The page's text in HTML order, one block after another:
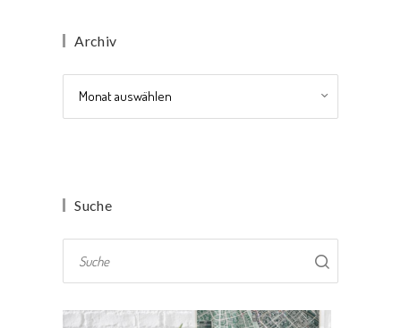
Archiv
Suche